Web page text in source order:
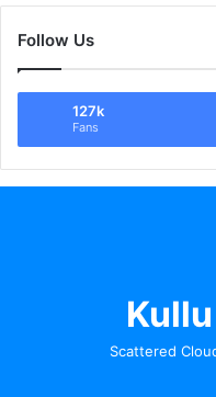
Follow Us
127k
Fans
Kullu
Scattered